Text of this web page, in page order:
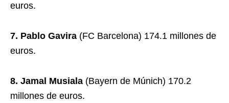
euros.
7. Pablo Gavira (FC Barcelona) 174.1 millones de
euros.
8. Jamal Musiala (Bayern de Múnich) 170.2
millones de euros.